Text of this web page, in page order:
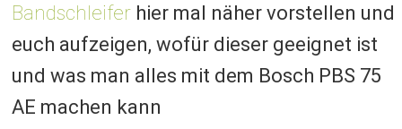
Bandschleifer hier mal näher vorstellen und
euch aufzeigen, wofür dieser geeignet ist
und was man alles mit dem Bosch PBS 75
AE machen kann